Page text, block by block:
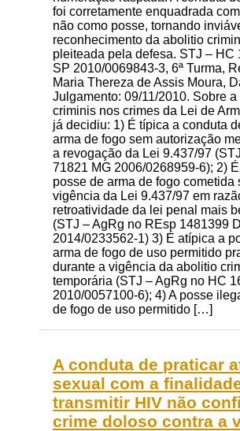
foi corretamente enquadrada
não como posse, tornando
reconhecimento da abolitio
pleiteada pela defesa. STJ – HC
SP 2010/0069843-3, 6ª Turma,
Maria Thereza de Assis Moura,
Julgamento: 09/11/2010. Sobre
criminis nos crimes da Lei de
já decidiu: 1) É típica a conduta
arma de fogo sem autorização
a revogação da Lei 9.437/97
71821 MG 2006/0268959-6); 2)
posse de arma de fogo cometida
vigência da Lei 9.437/97 em
retroatividade da lei penal mais
(STJ – AgRg no REsp 1481399
2014/0233562-1) 3) É atípica a
arma de fogo de uso permitido
durante a vigência da abolitio
temporária (STJ – AgRg no HC
2010/0057100-6); 4) A posse
de fogo de uso permitido […]
A conduta de praticar
sexual com a
transmitir HIV não
crime doloso contra a